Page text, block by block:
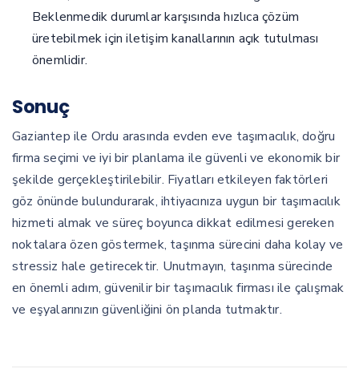
Beklenmedik durumlar karşısında hızlıca çözüm
üretebilmek için iletişim kanallarının açık tutulması
önemlidir.
Sonuç
Gaziantep ile Ordu arasında evden eve taşımacılık, doğru
firma seçimi ve iyi bir planlama ile güvenli ve ekonomik bir
şekilde gerçekleştirilebilir. Fiyatları etkileyen faktörleri
göz önünde bulundurarak, ihtiyacınıza uygun bir taşımacılık
hizmeti almak ve süreç boyunca dikkat edilmesi gereken
noktalara özen göstermek, taşınma sürecini daha kolay ve
stressiz hale getirecektir. Unutmayın, taşınma sürecinde
en önemli adım, güvenilir bir taşımacılık firması ile çalışmak
ve eşyalarınızın güvenliğini ön planda tutmaktır.